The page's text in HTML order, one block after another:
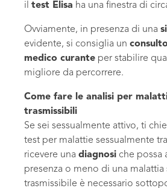
il test Elisa ha una finestra di
Ovviamente, in presenza di una
evidente, si consiglia un
medico curante per stabilire
migliore da percorrere.
Come fare le analisi per
trasmissibili
Se sei sessualmente attivo, ti
test per malattie sessualmente
ricevere una diagnosi che possa
presenza o meno di una malattia
trasmissibile è necessario